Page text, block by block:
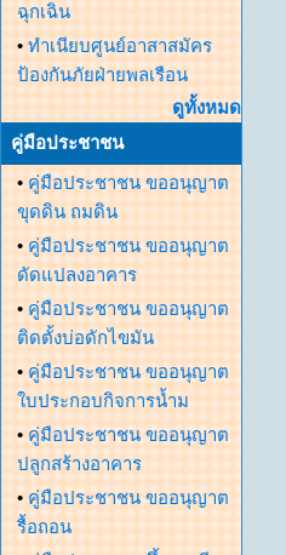
ฉุกเฉิน
• ทำเนียบศูนย์อาสาสมัคร
ป้องกันภัยฝ่ายพลเรือน
ดูทั้งหมด
คู่มือประชาชน
• คู่มือประชาชน ขออนุญาต
ขุดดิน ถมดิน
• คู่มือประชาชน ขออนุญาต
ดัดแปลงอาคาร
• คู่มือประชาชน ขออนุญาต
ติดตั้งบ่อดักไขมัน
• คู่มือประชาชน ขออนุญาต
ใบประกอบกิจการน้ำม
• คู่มือประชาชน ขออนุญาต
ปลูกสร้างอาคาร
• คู่มือประชาชน ขออนุญาต
รื้อถอน